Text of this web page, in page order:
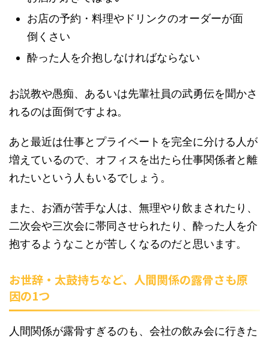
お店の予約・料理やドリンクのオーダーが面
倒くさい
酔った人を介抱しなければならない
お説教や愚痴、あるいは先輩社員の武勇伝を聞かさ
れるのは面倒ですよね。
あと最近は仕事とプライベートを完全に分ける人が
増えているので、オフィスを出たら仕事関係者と離
れたいという人もいるでしょう。
また、お酒が苦手な人は、無理やり飲まされたり、
二次会や三次会に帯同させられたり、酔った人を介
抱するようなことが苦しくなるのだと思います。
お世辞・太鼓持ちなど、人間関係の露骨さも原
因の1つ
人間関係が露骨すぎるのも、会社の飲み会に行きた